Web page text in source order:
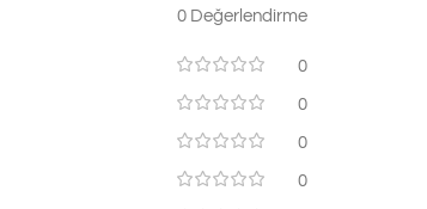
0 Değerlendirme
0
0
0
0